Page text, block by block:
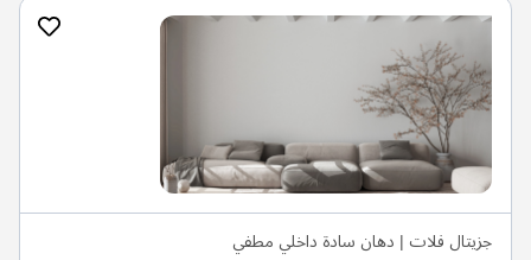
جزيتال فلات | دهان سادة داخلي مطفي